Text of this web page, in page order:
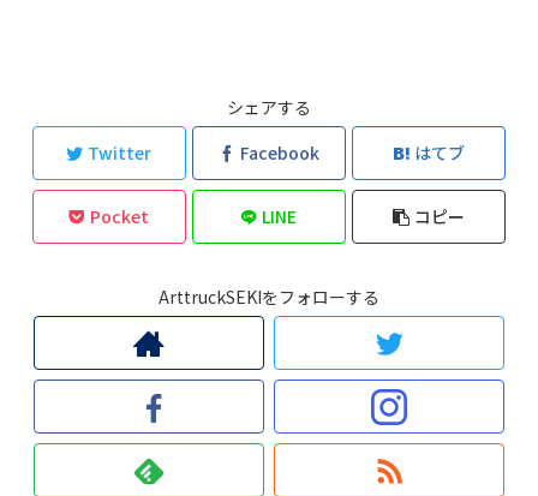
シェアする
Twitter
Facebook はてブ
Pocket LINE コピー
ArttruckSEKIをフォローする